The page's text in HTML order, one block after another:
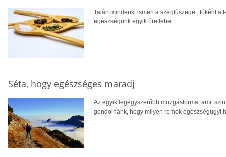
Talán mindenki ismeri a szegfűszeget, főként a
egészségünk egyik őre lehet.
Séta, hogy egészséges maradj
Az egyik legegyszerűbb mozgásforma, amit
gondolnánk, hogy milyen remek egészségügyi